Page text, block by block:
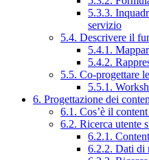
5.3.3.
servizio
5.4. Descrivere il
5.4.1.
5.4.2.
5.5. Co-progettare
5.5.1.
6. Progettazione dei
6.1. Cos’è il
6.2. Ricerca utente
6.2.1.
6.2.2. Dati di